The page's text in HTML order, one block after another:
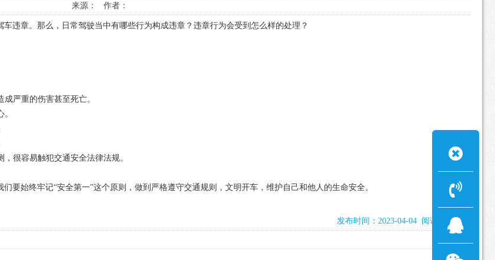
来源： 作者：
违章。那么，日常驾驶当中有哪些行为构成违章？违章行为会受到怎么样的处理？
严重的伤害甚至死亡。
很容易触犯交通安全法律法规。
要始终牢记“安全第一”这个原则，做到严格遵守交通规则，文明开车，维护自己和他人的生命安全。
发布时间：2023-04-04 阅读：2340次